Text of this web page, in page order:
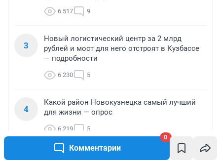
Комментарии
0
6 517 9
3
Новый логистический центр за 2 млрд
рублей и мост для него отстроят в Кузбассе
— подробности
6 230 5
4
Какой район Новокузнецка самый лучший
для жизни — опрос
6 219 5
Наручники вместо Rolex: как судили экс-